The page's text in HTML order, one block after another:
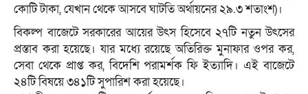
কোটি টাকা, যেখান থেকে আসবে ঘাটতি অর্থায়নের ২৯.৩ শতাংশ)।
বিকল্প বাজেটে সরকারের আয়ের উৎস হিসেবে ২৭টি নতুন উৎসের
প্রস্তাব করা হয়েছে। যার মধ্যে রয়েছে অতিরিক্ত মুনাফার ওপর কর,
সেবা থেকে প্রাপ্ত কর, বিদেশি পরামর্শক ফি ইত্যাদি। এই বাজেটে
২৪টি বিষয়ে ৩৪১টি সুপারিশ করা হয়েছে।